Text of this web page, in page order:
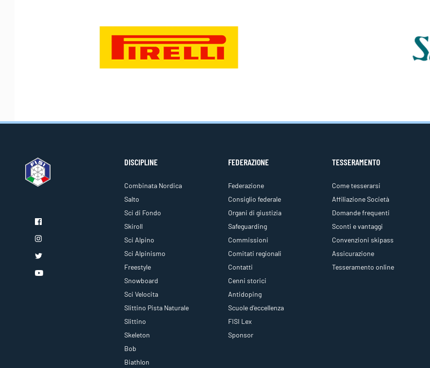
DISCIPLINE
Combinata Nordica
Salto
Sci di Fondo
Skiroll
Sci Alpino
Sci Alpinismo
Freestyle
Snowboard
Sci Velocita
Slittino Pista Naturale
Slittino
Skeleton
Bob
Biathlon
FEDERAZIONE
Federazione
Consiglio federale
Organi di giustizia
Safeguarding
Commissioni
Comitati regionali
Contatti
Cenni storici
Antidoping
Scuole d'eccellenza
FISI Lex
Sponsor
TESSERAMENTO
Come tesserarsi
Affiliazione Società
Domande frequenti
Sconti e vantaggi
Convenzioni skipass
Assicurazione
Tesseramento online